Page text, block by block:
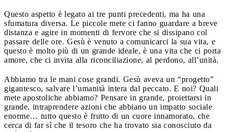
Questo aspetto è legato ai tre punti precedenti, ma ha una
sfumatura diversa. Le piccole mete ci fanno guardare a breve
distanza e agire in momenti di fervore che si dissipano col
passare delle ore. Gesù è venuto a comunicarci la sua vita, e
questo è molto più di un grande ideale, è una vita che ci porta
amore, che ci invita alla riconciliazione, al perdono, all’unità.
Abbiamo tra le mani cose grandi. Gesù aveva un “progetto”
gigantesco, salvare l’umanità intera dal peccato. E noi? Quali
mete apostoliche abbiamo? Pensare in grande, proiettarsi in
grande, intraprendere azioni che abbiano un impatto sociale
enorme… tutto questo è frutto di un cuore innamorato, che
cerca di far sì che il tesoro che ha trovato sia conosciuto da